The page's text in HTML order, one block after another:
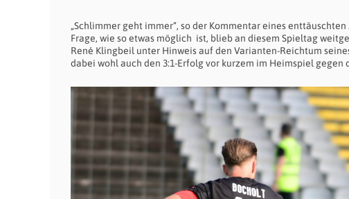
„Schlimmer geht immer“, so der Kommentar eines
Frage, wie so etwas möglich ist, blieb an diesem Spieltag
René Klingbeil unter Hinweis auf den Varianten-Reichtum
dabei wohl auch den 3:1-Erfolg vor kurzem im Heimspiel